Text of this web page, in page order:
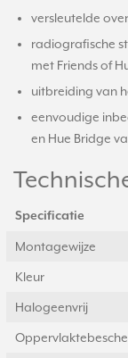
versleutelde
radiografische
met Friends of
uitbreiding van
eenvoudige
en Hue Bridge
Specificatie
Montagewijze
Kleur
Halogeenvrij